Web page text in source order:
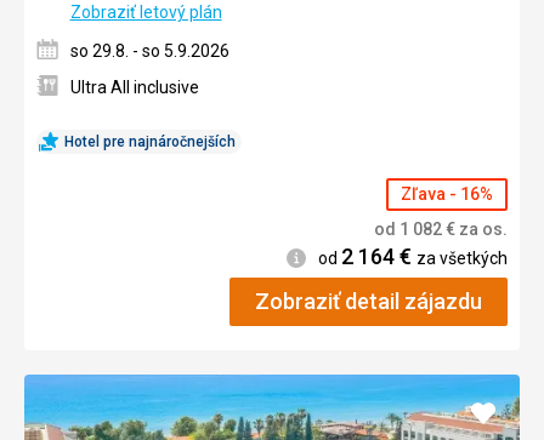
Hotel pre najnáročnejších
Zobraziť letový plán
so 29.8. - so 5.9.2026
Ultra All inclusive
Zľava - 16%
od 1 082€ za os.
Informácie
od 2 164€ za všetkých
Zobraziť detail zájazdu
Pridať
do